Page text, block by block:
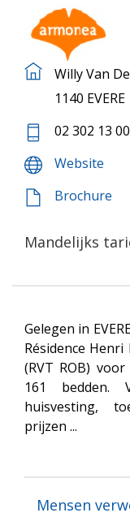
Willy Van
1140 EVERE
02 302 13 00
Website
Brochure
Mandelijks
Gelegen in
Résidence
(RVT ROB)
161 bedden.
huisvesting,
prijzen ...
Mensen